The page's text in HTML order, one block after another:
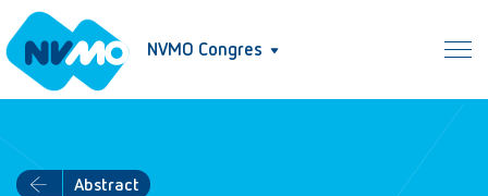
NVMO Congres
Abstract